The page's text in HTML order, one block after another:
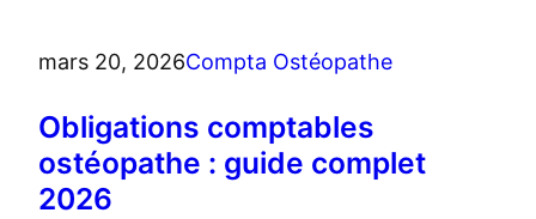
mars 20, 2026Compta Ostéopathe
Obligations comptables
ostéopathe : guide complet
2026